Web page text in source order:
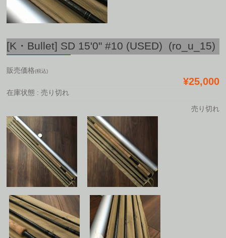
[K・Bullet] SD 15'0" #10 (USED) (ro_u_15)
販売価格(税込)
¥25,000
在庫状態 : 売り切れ
売り切れ